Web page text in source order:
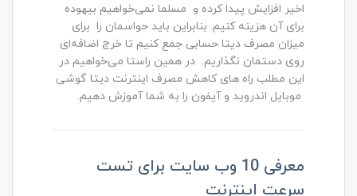
اخیر افزایش پیدا کرده و مسلما نمی‌خواهیم بیهوده
برای آن هزینه کنیم. بنابراین باید حواسمان را برای
میزان مصرف دیتا حسابی جمع کنیم تا خرج اضافه‌ای
روی دستمان نگذاریم. در همین راستا می‌خواهیم در
این مطلب راه های کاهش مصرف اینترنت دیتا گوشی
موبایل اندروید و آیفون را به شما آموزش دهیم.
معرفی 10 وب سایت برای تست
سرعت اینترنت